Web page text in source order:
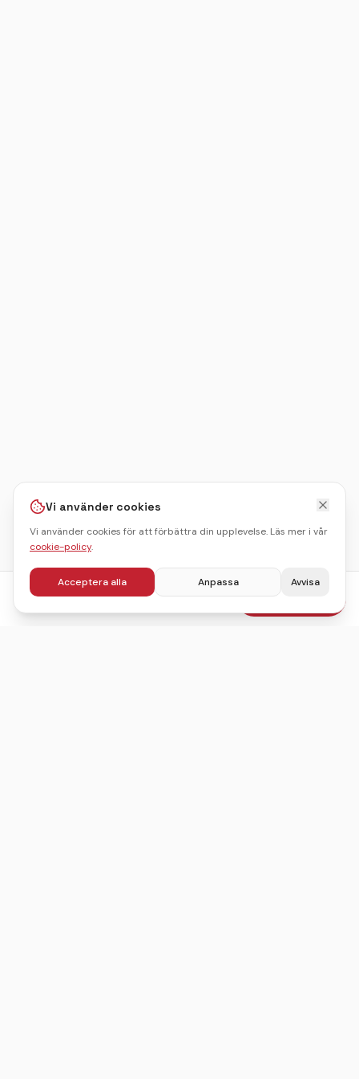
fr.345kr/pers Boka julbord
Vi använder cookies
Vi använder cookies för att förbättra din upplevelse. Läs mer i vår
cookie-policy.
Acceptera alla Anpassa Avvisa